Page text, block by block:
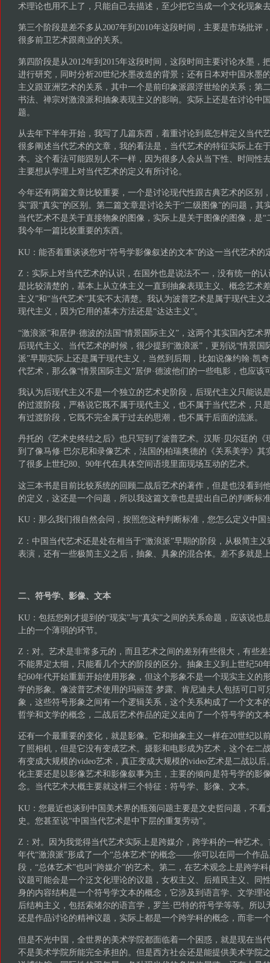
术理论也用不上了，只能自己去描述，至少把它当成一个文化现象
第三个阶段是差不多从2007年到2010年这段时间，主要是市场批评
很多前卫艺术跟商业的关系。
第四阶段是从2012年到2015年这段时间，这段时间主要讨论水墨，
进行研究，同时分析20世纪水墨改造的背景；还有日本对中国水墨
主义跟亚洲艺术的关系，其中一个是前印象派跟浮世绘的关系；第
书法、禅宗对激浪派和抽象表现主义的影响。实际上还是在讨论中
题。
从去年下半年开始，我写了几篇东西，着重讨论到底怎样定义当代
很多阐述当代艺术的文章，我的看法是，当代艺术的特征实际上在
本。这个看法可能跟别人不一样，因为很多人会从当下性、时间性
主要想从学理上对当代艺术的定义有所讨论。
今年还有两篇文章比较重要，一个是讨论现代性跟古典艺术的区别
实”跟“真实”的区别。第二篇文章是讨论关于“二级图像”的问题，其
当代艺术不是关于直接物象的图像，实际上是关于图像的图像，是“
我今年一篇比较重要的东西。
KU：能否着重谈谈您对“符号学影像叙述的文本”的这一当代艺术的
Z：实际上对当代艺术的认识，在国外也是说法不一，没有统一的
是比较清楚的，基本上从立体主义一直到抽象表现主义、概念艺术
主义”和“当代艺术”其实不太清楚。我认为波普艺术是属于现代主义
现代主义，因为它用的基本方法还是“达达主义”。
“激浪派”和居伊·德波的法国“情景国际主义”，这两个其实国内艺术
后现代主义、当代艺术的时候，很少提到“激浪派”，更别说“情景国
派”早期实际上还是属于现代主义，当然到后期，比如说像约翰·凯
代艺术，那么像“情景国际主义”居伊·德波他们的一些电影，也应该
我认为后现代主义不是一个独立的艺术史阶段，后现代主义只能说
的过渡阶段，严格说它既不属于现代主义，也不属于当代艺术，只
有过渡阶段，它既不完全属于过去的思潮，也不属于后面的流派。
丹托的《艺术史终结之后》也只写到了波普艺术。汉斯·贝尔廷的《
到了像马修·巴尔尼和录像艺术，法国的柏瑞奥德的《关系美学》其
了很多上世纪80、90年代在具体空间语境里面现场互动的艺术。
这三本书是目前比较系统的回顾二战后艺术的著作，但是也没看到
的定义，这还是一个问题，所以我这篇文章也是提出自己的判断标
KU：那么我们很自然会问，按照您这种判断标准，您怎么定义中国
Z：中国当代艺术还是处在相当于“激浪派”早期的阶段，从极简主
表演，还有一些极简主义之后，抽象、具象的混合体。差不多就是
二、符号学、影像、文本
KU：包括您刚才提到的“现实”与“真实”之间的关系命题，应该说也
上的一个薄弱的环节。
Z：对。艺术是非常多元的，而且艺术之间的差别有些很大，有些
不能界定太细，只能看几个大的阶段的区分。抽象主义到上世纪50
纪60年代开始重新开始使用形象，但这个形象不是一个现实主义的
学的形象。像波普艺术使用的玛丽莲·梦露、肯尼迪夫人包括可口可
象，这些符号形象之间有一个逻辑关系，这个关系构成了一个文本
哲学和文学的概念，二战后艺术作品的定义走向了一个符号学的文
还有一个最重要的变化，就是影像。它和抽象主义一样在20世纪以
了照相机，但是它没有变成艺术。摄影和电影成为艺术，这个在二
有变成大规模的video艺术，真正变成大规模的video艺术是二战以
化主要还是以影像艺术和影像叙事为主，主要的倾向是符号学的影
念。当代艺术大概主要就这样三个特征：符号学、影像、文本。
KU：您最近也谈到中国美术界的瓶颈问题主要是文史哲问题，不看
史。您甚至说“中国当代艺术是中下层的重复劳动”。
Z：对。因为我觉得当代艺术实际上是跨媒介，跨学科的一种艺术。
年代“激浪派”形成了一个“总体艺术”的概念——你可以在同一个作
段，“总体艺术”也叫“跨媒介”的艺术。第二，在艺术观念上是跨学
议题可能会是一个泛文化理论的议题，女权主义、后殖民主义、同
身的内容结构是一个符号学文本的概念，它涉及到语言学、文学理
后结构主义，包括索绪尔的语言学，罗兰·巴特的符号学等等。所以
还是作品讨论的精神议题，实际上都是一个跨学科的概念，而非一
但是不光中国，全世界的美术学院都面临着一个困惑，就是现在当
不是美术学院所能完全承担的。但是西方社会还是能提供美术学院